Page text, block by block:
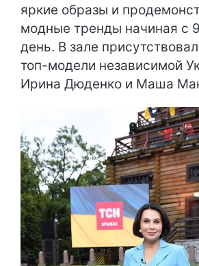
яркие образы и
модные тренды начиная с
день. В зале
топ-модели независимой
Ирина Дюденко и Маша